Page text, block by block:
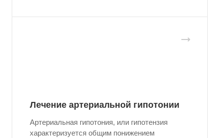
Лечение артериальной гипотонии
Артериальная гипотония, или гипотензия
характеризуется общим понижением